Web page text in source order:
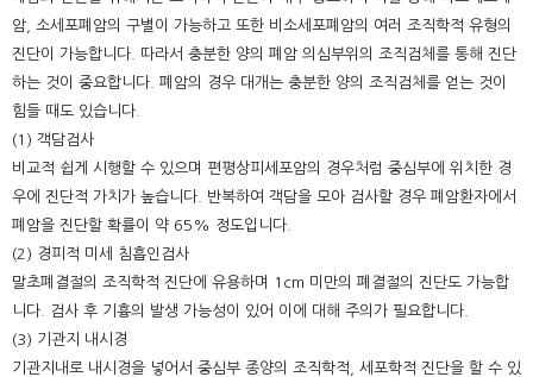
암, 소세포폐암의 구별이 가능하고 또한 비소세포폐암의 여러 조직학적 유형의
진단이 가능합니다. 따라서 충분한 양의 폐암 의심부위의 조직검체를 통해 진단
하는 것이 중요합니다. 폐암의 경우 대개는 충분한 양의 조직검체를 얻는 것이
힘들 때도 있습니다.
(1) 객담검사
비교적 쉽게 시행할 수 있으며 편평상피세포암의 경우처럼 중심부에 위치한 경
우에 진단적 가치가 높습니다. 반복하여 객담을 모아 검사할 경우 폐암환자에서
폐암을 진단할 확률이 약 65% 정도입니다.
(2) 경피적 미세 침흡인검사
말초폐결절의 조직학적 진단에 유용하며 1cm 미만의 폐결절의 진단도 가능합
니다. 검사 후 기흉의 발생 가능성이 있어 이에 대해 주의가 필요합니다.
(3) 기관지 내시경
기관지내로 내시경을 넣어서 중심부 종양의 조직학적, 세포학적 진단을 할 수 있